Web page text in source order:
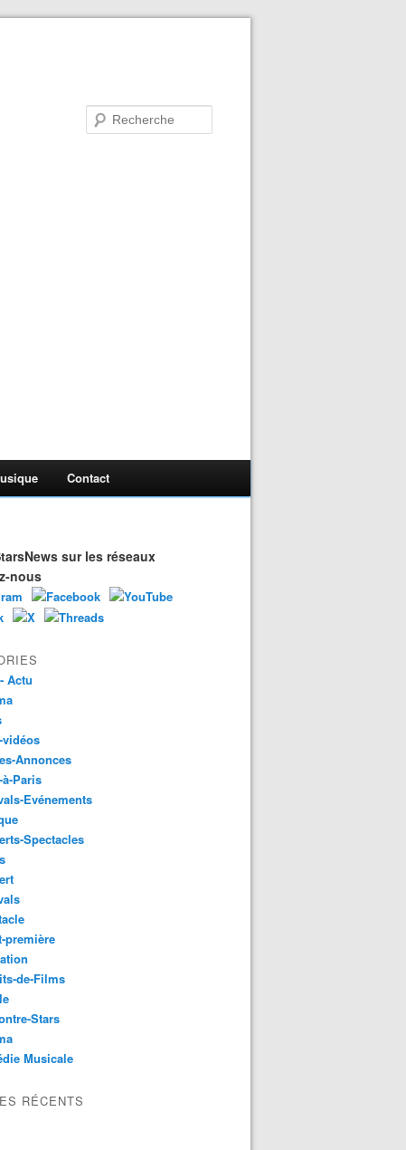
Contact
sur les réseaux
nous
Actu
vidéos
Annonces
Paris
Evénements
Spectacles
première
de-Films
Stars
Musicale
RÉCENTS